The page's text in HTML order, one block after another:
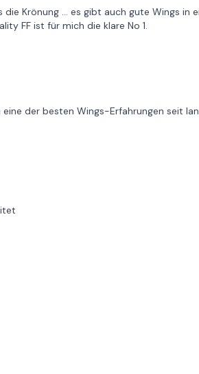
Krönung ... es gibt auch gute Wings in
FF ist für mich die klare No 1.
der besten Wings-Erfahrungen seit